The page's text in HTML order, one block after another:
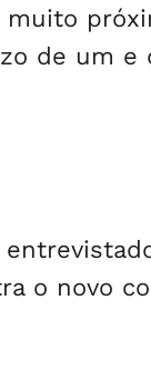
de um e
o novo